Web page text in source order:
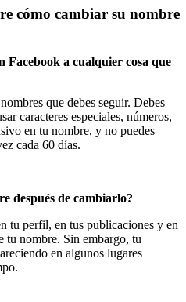
cómo cambiar su nombre
Facebook a cualquier cosa que
que debes seguir. Debes
caracteres especiales, números,
en tu nombre, y no puedes
cada 60 días.
después de cambiarlo?
tu perfil, en tus publicaciones y en
tu nombre. Sin embargo, tu
en algunos lugares